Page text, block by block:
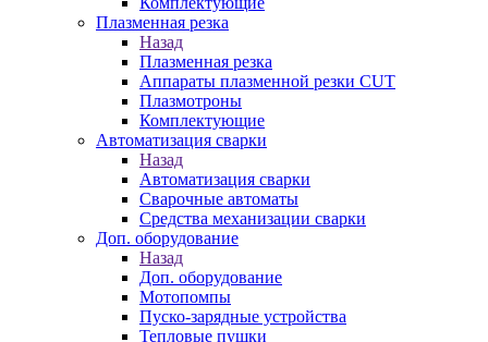
Плазменная резка
Назад
Плазменная резка
Аппараты плазменной резки CUT
Плазмотроны
Комплектующие
Автоматизация сварки
Назад
Автоматизация сварки
Сварочные автоматы
Средства механизации сварки
Доп. оборудование
Назад
Доп. оборудование
Мотопомпы
Пуско-зарядные устройства
Тепловые пушки